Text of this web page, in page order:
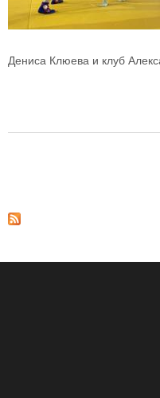
Дениса Клюева и клуб
Страницы